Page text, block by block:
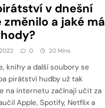
v dnešní
a jaké má
0 20 Mins
knihy a další soubory se
pirátství hudby už tak
na internetu začínají učit za
Apple, Spotify, Netflix a